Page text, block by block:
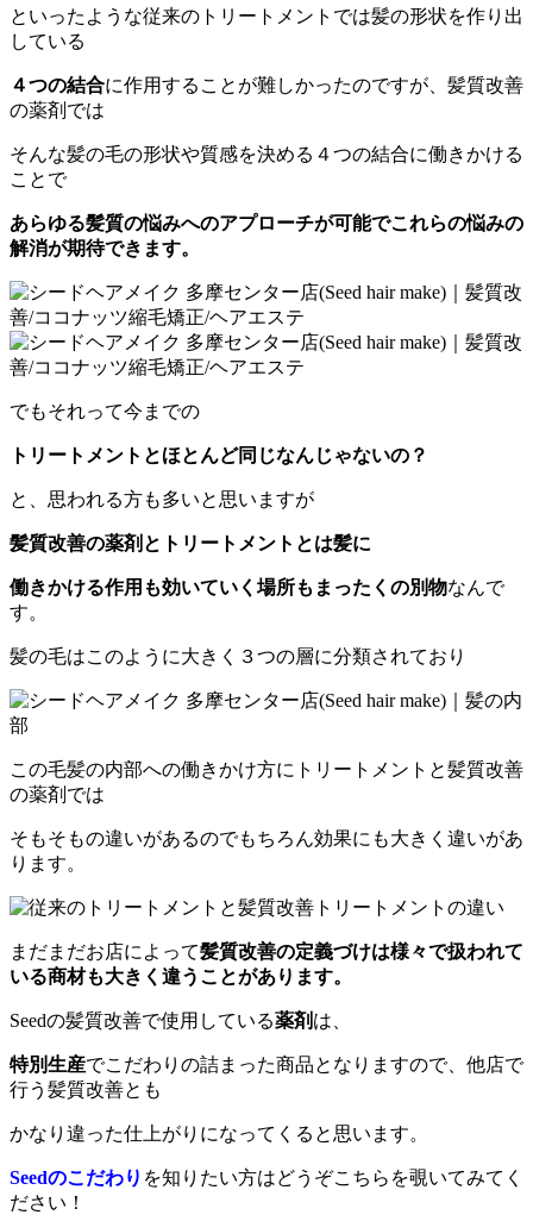
といったような従来のトリートメントでは髪の形状を作り出
している
４つの結合に作用することが難しかったのですが、髪質改善
の薬剤では
そんな髪の毛の形状や質感を決める４つの結合に働きかける
ことで
あらゆる髪質の悩みへのアプローチが可能でこれらの悩みの
解消が期待できます。
でもそれって今までの
トリートメントとほとんど同じなんじゃないの？
と、思われる方も多いと思いますが
髪質改善の薬剤とトリートメントとは髪に
働きかける作用も効いていく場所もまったくの別物なんで
す。
髪の毛はこのように大きく３つの層に分類されており
この毛髪の内部への働きかけ方にトリートメントと髪質改善
の薬剤では
そもそもの違いがあるのでもちろん効果にも大きく違いがあ
ります。
まだまだお店によって髪質改善の定義づけは様々で扱われて
いる商材も大きく違うことがあります。
Seedの髪質改善で使用している薬剤 は、
特別生産でこだわりの詰まった商品となりますので、他店で
行う髪質改善とも
かなり違った仕上がりになってくると思います。
Seedのこだわり を知りたい方はどうぞこちらを覗いてみてく
ださい！